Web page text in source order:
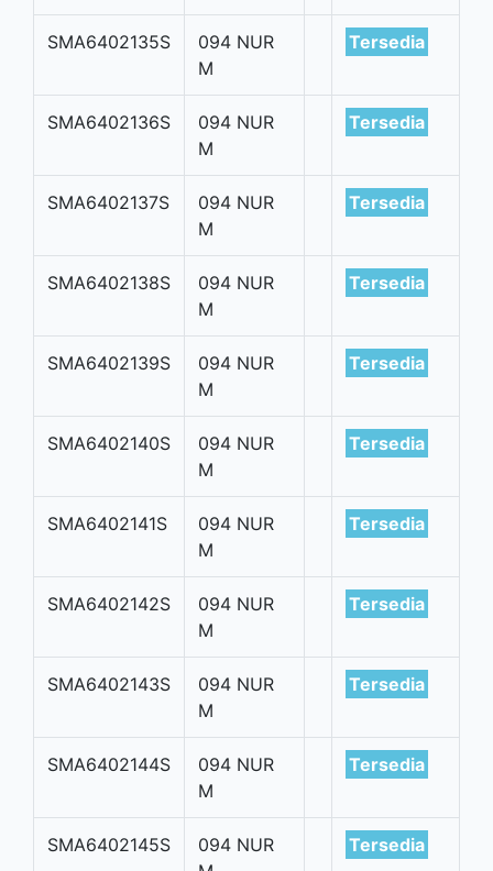
SMA6402135S
094 NUR
M
Tersedia
SMA6402136S
094 NUR
M
Tersedia
SMA6402137S
094 NUR
M
Tersedia
SMA6402138S
094 NUR
M
Tersedia
SMA6402139S
094 NUR
M
Tersedia
SMA6402140S
094 NUR
M
Tersedia
SMA6402141S
094 NUR
M
Tersedia
SMA6402142S
094 NUR
M
Tersedia
SMA6402143S
094 NUR
M
Tersedia
SMA6402144S
094 NUR
M
Tersedia
SMA6402145S
094 NUR
Tersedia